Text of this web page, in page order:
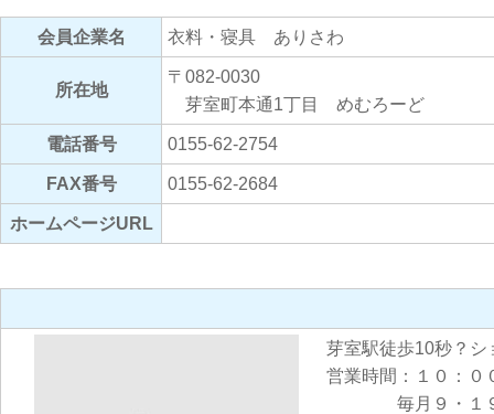
会員企業名 衣料・寝具 ありさわ
所在地
〒082-0030
芽室町本通1丁目 めむろーど
電話番号 0155-62-2754
FAX番号 0155-62-2684
ホームページURL
芽室駅徒歩10秒？シ
営業時間：１０：０
毎月９・１９・